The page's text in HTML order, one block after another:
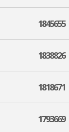
1845655
1838826
1818671
1793669